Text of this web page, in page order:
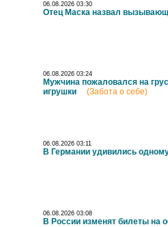
06.08.2026 03:30
Отец Маска назвал
06.08.2026 03:24
Мужчина пожаловался на
игрушки
(Забота о себе)
06.08.2026 03:11
В Германии удивились
06.08.2026 03:08
В России изменят билеты на